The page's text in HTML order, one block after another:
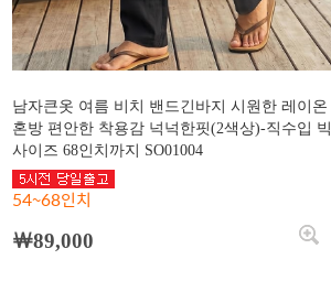
남자큰옷 여름 비치 밴드긴바지 시원한 레이온
혼방 편안한 착용감 넉넉한핏(2색상)-직수입 빅
사이즈 68인치까지 SO01004
54~68인치
￦89,000